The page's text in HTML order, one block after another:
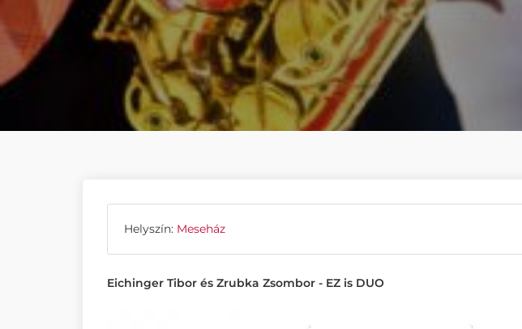
Helyszín: Meseház
Eichinger Tibor és Zrubka Zsombor - EZ is DUO